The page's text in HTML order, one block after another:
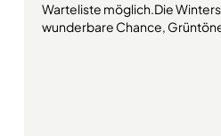
Warteliste möglich.Die
wunderbare Chance,